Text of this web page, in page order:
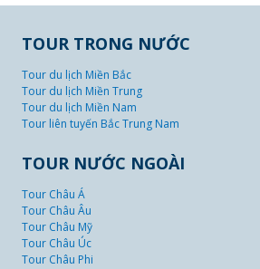
TOUR TRONG NƯỚC
Tour du lịch Miền Bắc
Tour du lịch Miền Trung
Tour du lịch Miền Nam
Tour liên tuyến Bắc Trung Nam
TOUR NƯỚC NGOÀI
Tour Châu Á
Tour Châu Âu
Tour Châu Mỹ
Tour Châu Úc
Tour Châu Phi